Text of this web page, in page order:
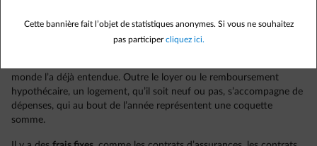
monde l’a déjà entendue. Outre le loyer ou le remboursement
hypothécaire, un logement, qu’il soit neuf ou pas, s’accompagne de
dépenses, qui au bout de l’année représentent une coquette
somme.
Cette bannière fait l’objet de statistiques anonymes. Si vous ne souhaitez
pas participercliquez ici.